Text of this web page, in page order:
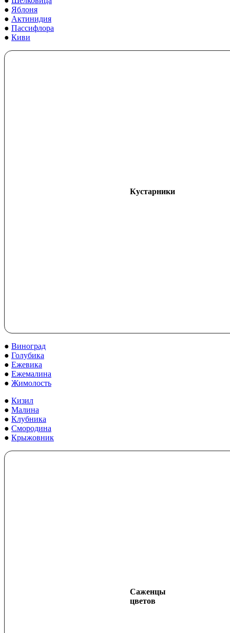
● Яблоня
● Актинидия
● Пассифлора
● Киви
Кустарники
● Виноград
● Голубика
● Ежевика
● Ежемалина
● Жимолость
● Кизил
● Малина
● Клубника
● Смородина
● Крыжовник
Саженцы
цветов